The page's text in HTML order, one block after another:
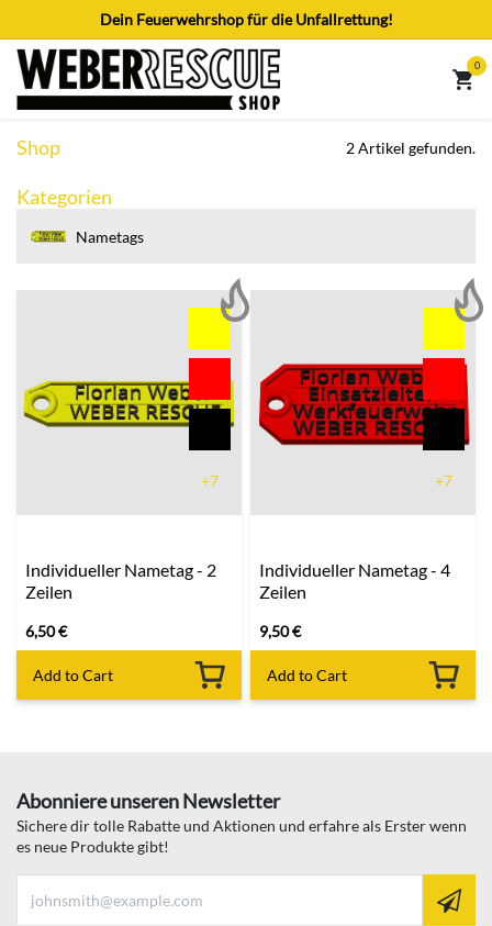
Zum Inhalt springenDein Feuerwehrshop für die Unfallrettung!
0
Shop 2 Artikel gefunden.
Kategorien
Nametags
+7
Individueller Nametag - 2
Zeilen
6,50€
Add to Cart
+7
Individueller Nametag - 4
Zeilen
9,50€
Add to Cart
Abonniere unseren Newsletter
Sichere dir tolle Rabatte und Aktionen und erfahre als Erster wenn
es neue Produkte gibt!